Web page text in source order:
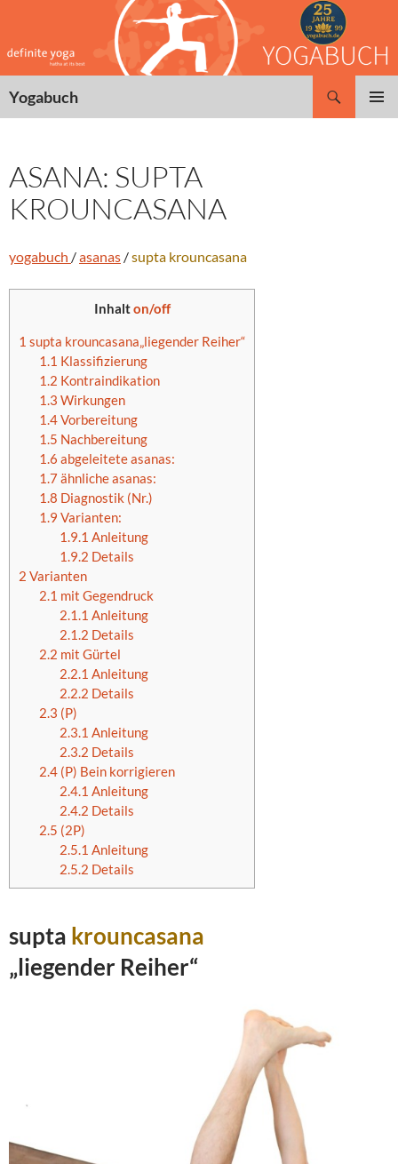
springen
Yogabuch
ASANA: SUPTA
KROUNCASANA
yogabuch /asanas /supta krouncasana
Inhalton/off
1 supta krouncasana„liegender Reiher“
1.1 Klassifizierung
1.2 Kontraindikation
1.3 Wirkungen
1.4Vorbereitung
1.5 Nachbereitung
1.6 abgeleitete asanas:
1.7ähnliche asanas:
1.8 Diagnostik (Nr.)
1.9 Varianten:
1.9.1 Anleitung
1.9.2 Details
2 Varianten
2.1 mit Gegendruck
2.1.1 Anleitung
2.1.2 Details
2.2 mit Gürtel
2.2.1 Anleitung
2.2.2 Details
2.3 (P)
2.3.1 Anleitung
2.3.2 Details
2.4(P) Bein korrigieren
2.4.1 Anleitung
2.4.2 Details
2.5 (2P)
2.5.1 Anleitung
2.5.2 Details
supta krouncasana
„liegender Reiher“